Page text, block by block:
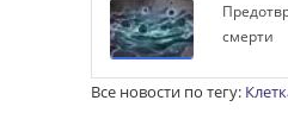
смерти
Все новости по тегу: